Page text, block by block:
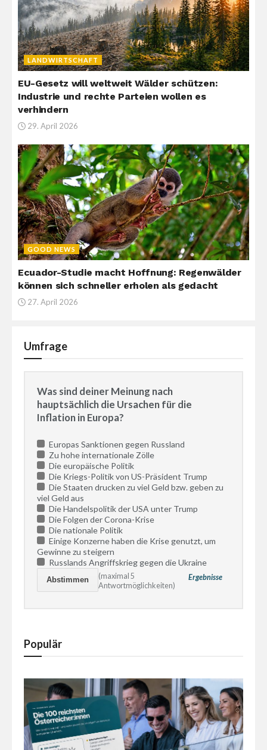
LANDWIRTSCHAFT
EU-Gesetz will weltweit Wälder schützen:
Industrie und rechte Parteien wollen es
verhindern
29. April 2026
GOOD NEWS
Ecuador-Studie macht Hoffnung: Regenwälder
können sich schneller erholen als gedacht
27. April 2026
Umfrage
Was sind deiner Meinung nach
hauptsächlich die Ursachen für die
Inflation in Europa?
Europas Sanktionen gegen Russland
Zu hohe internationale Zölle
Die europäische Politik
Die Kriegs-Politik von US-Präsident Trump
Die Staaten drucken zu viel Geld bzw. geben zu
viel Geld aus
Die Handelspolitik der USA unter Trump
Die Folgen der Corona-Krise
Die nationale Politik
Einige Konzerne haben die Krise genutzt, um
Gewinne zu steigern
Russlands Angriffskrieg gegen die Ukraine
Ergebnisse
(maximal 5
Antwortmöglichkeiten)
Populär